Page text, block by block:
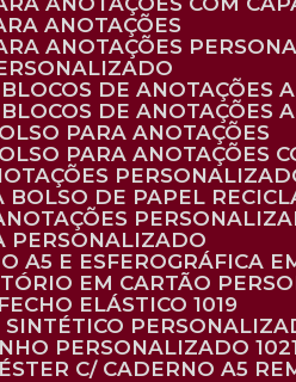
ANOTAÇÕES
ANOTAÇÕES
BLOCOS DE ANOTAÇÕES
BLOCOS DE ANOTAÇÕES
PARA ANOTAÇÕES
PARA ANOTAÇÕES
BOLSO DE PAPEL
PERSONALIZADO
A5 E ESFEROGRÁFICA
EM CARTÃO
ELÁSTICO 1019
SINTÉTICO
PERSONALIZADO
C/ CADERNO A5